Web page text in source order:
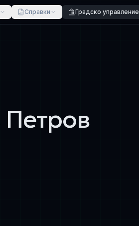
Справки Градско управление